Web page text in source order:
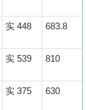
实 448 683.8
实 539 810
实 375 630